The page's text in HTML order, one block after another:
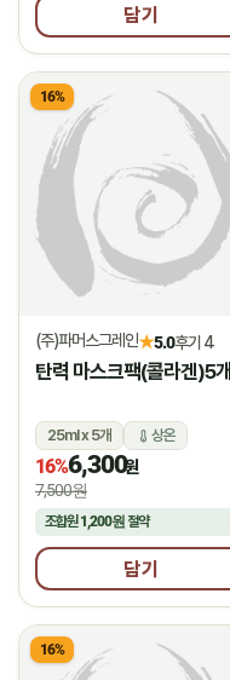
담기
16%
(주)파머스그레인★5.0후기 4
탄력 마스크팩(콜라겐)5개
25ml x 5개 상온
16%6,300원
7,500원
조합원1,200원 절약
담기
16%